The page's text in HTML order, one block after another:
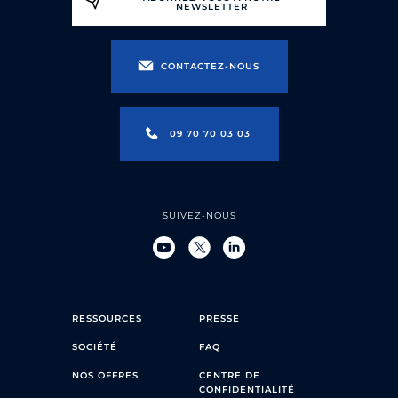
NEWSLETTER
CONTACTEZ-NOUS
09 70 70 03 03
SUIVEZ-NOUS
RESSOURCES
SOCIÉTÉ
NOS OFFRES
PRESSE
FAQ
CENTRE DE
CONFIDENTIALITÉ